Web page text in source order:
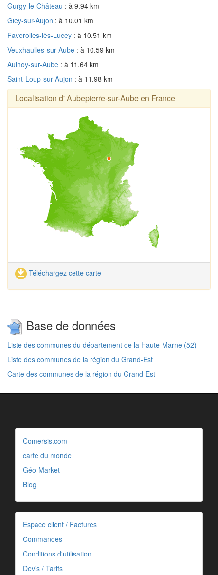
Gurgy-le-Château : à 9.94 km
Giey-sur-Aujon : à 10.01 km
Faverolles-lès-Lucey : à 10.51 km
Veuxhaulles-sur-Aube : à 10.59 km
Aulnoy-sur-Aube : à 11.64 km
Saint-Loup-sur-Aujon : à 11.98 km
Localisation d' Aubepierre-sur-Aube en France
Téléchargez cette carte
Base de données
Liste des communes du département de la Haute-Marne (52)
Liste des communes de la région du Grand-Est
Carte des communes de la région du Grand-Est
Comersis.com
carte du monde
Géo-Market
Blog
Espace client / Factures
Commandes
Conditions d'utilisation
Devis / Tarifs